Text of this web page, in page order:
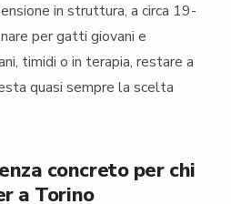
in struttura, a circa 19-
per gatti giovani e
timidi o in terapia, restare a
quasi sempre la scelta
concreto per chi
a Torino